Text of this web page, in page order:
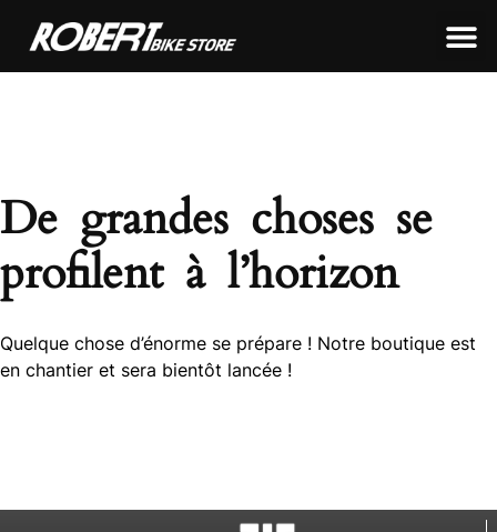
De grandes choses se
profilent à l’horizon
Quelque chose d’énorme se prépare ! Notre boutique est
en chantier et sera bientôt lancée !